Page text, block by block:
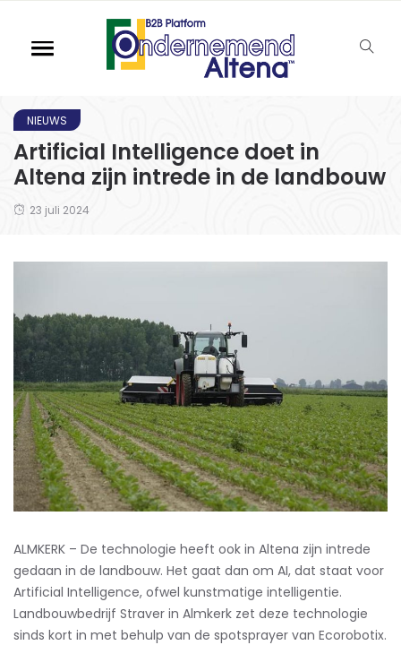
NIEUWS
Artificial Intelligence doet in
Altena zijn intrede in de landbouw
23 juli 2024
ALMKERK – De technologie heeft ook in Altena zijn intrede
gedaan in de landbouw. Het gaat dan om AI, dat staat voor
Artificial Intelligence, ofwel kunstmatige intelligentie.
Landbouwbedrijf Straver in Almkerk zet deze technologie
sinds kort in met behulp van de spotsprayer van Ecorobotix.